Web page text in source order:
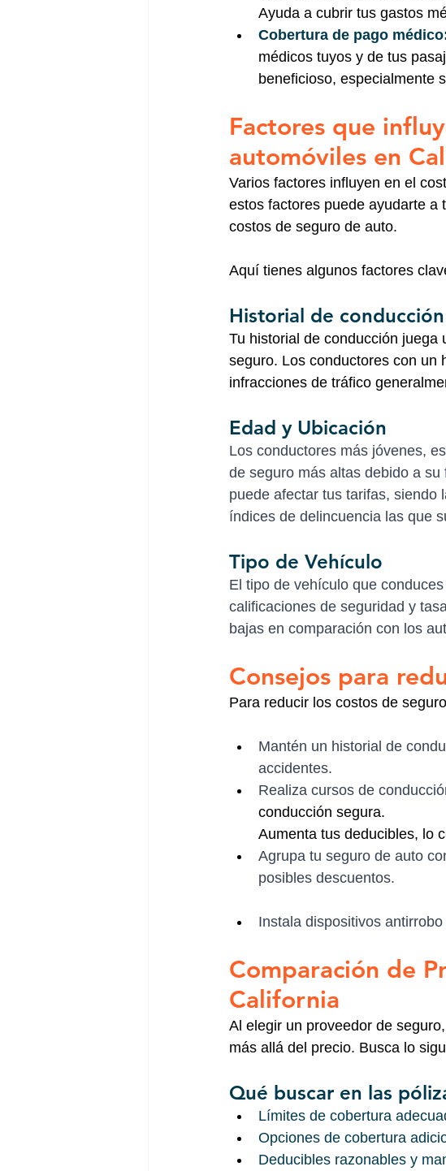
Ayuda a cubrir tus gastos
Cobertura de pago
médicos tuyos y de tus
beneficioso, especialmente
Factores que
automóviles en
Varios factores influyen en el
estos factores puede ayudarte a
costos de seguro de auto.
Aquí tienes algunos factores
Historial de conducción
Tu historial de conducción
seguro. Los conductores con un
infracciones de tráfico
Edad y Ubicación
Los conductores más jóvenes,
de seguro más altas debido a
puede afectar tus tarifas, siendo
índices de delincuencia las que
Tipo de Vehículo
El tipo de vehículo que
calificaciones de seguridad y
bajas en comparación con los
Consejos para
Para reducir los costos de
Mantén un historial de
accidentes.
Realiza cursos de
conducción segura.
Aumenta tus deducibles, lo
Agrupa tu seguro de auto
posibles descuentos.
Instala dispositivos
Comparación de
California
Al elegir un proveedor de
más allá del precio. Busca lo
Qué buscar en las
Límites de cobertura
Opciones de cobertura
Deducibles razonables y